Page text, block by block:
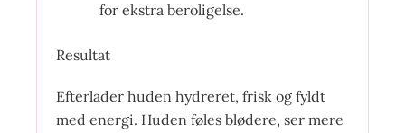
for ekstra beroligelse.
Resultat
Efterlader huden hydreret, frisk og fyldt
med energi. Huden føles blødere, ser mere